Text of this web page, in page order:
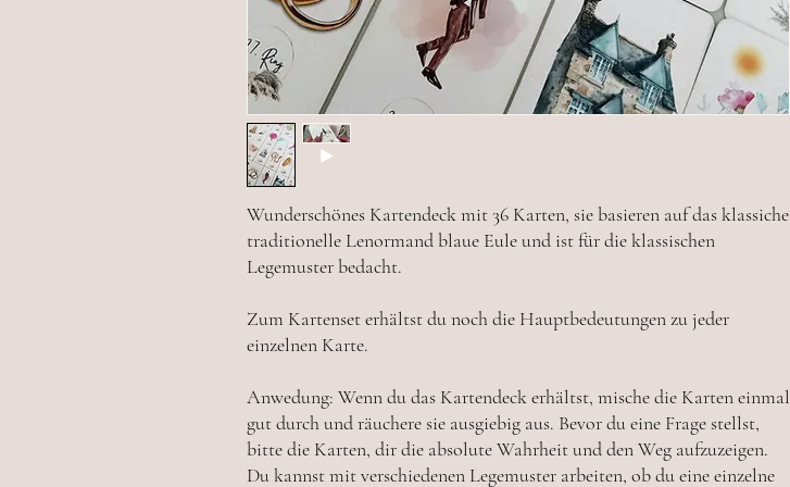
Wunderschönes Kartendeck mit 36 Karten, sie basieren auf das klassiche
traditionelle Lenormand blaue Eule und ist für die klassischen
Legemuster bedacht.
Zum Kartenset erhältst du noch die Hauptbedeutungen zu jeder
einzelnen Karte.
Anwedung: Wenn du das Kartendeck erhältst, mische die Karten einmal
gut durch und räuchere sie ausgiebig aus. Bevor du eine Frage stellst,
bitte die Karten, dir die absolute Wahrheit und den Weg aufzuzeigen.
Du kannst mit verschiedenen Legemuster arbeiten, ob du eine einzelne